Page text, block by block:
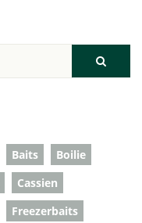
Baits
Boilie
Cassien
Freezerbaits